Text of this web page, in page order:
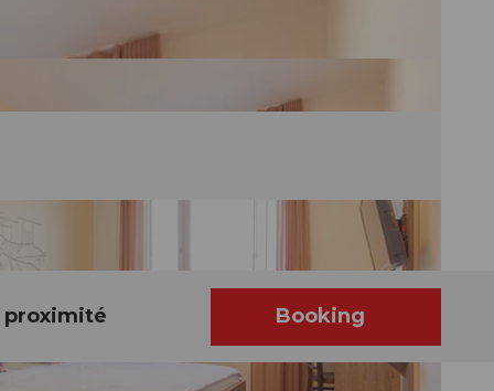
proximité Booking